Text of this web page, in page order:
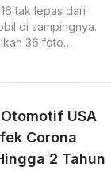
tak lepas dari
di sampingnya.
36 foto
dalam
USA
Corona
2 Tahun